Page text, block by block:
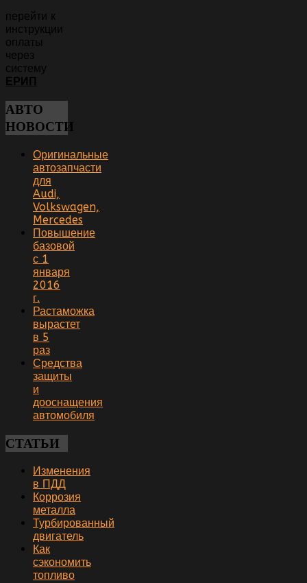
перейти к
инструкции
оплаты
через
систему
ЕРИП
АВТО
НОВОСТИ
Оригинальные
автозапчасти
для
Audi,
Volkswagen,
Mercedes
Повышение
базовой
с 1
января
2016
г.
Растаможка
вырастет
в 5
раз
Средства
защиты
и
дооснащения
автомобиля
СТАТЬИ
Изменения
в ПДД
Коррозия
металла
Турбированный
двигатель
Как
сэкономить
топливо